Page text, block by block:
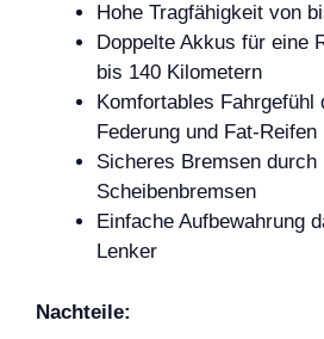
Hohe Tragfähigkeit von
Doppelte Akkus für eine
bis 140 Kilometern
Komfortables Fahrgefühl
Federung und Fat-Reifen
Sicheres Bremsen durch
Scheibenbremsen
Einfache Aufbewahrung
Lenker
Nachteile: